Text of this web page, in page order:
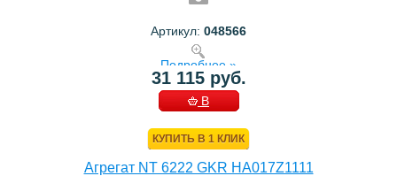
Артикул: 048566
Подробнее »
31 115 руб.
В
КУПИТЬ В 1 КЛИК
Агрегат NT 6222 GKR HA017Z1111